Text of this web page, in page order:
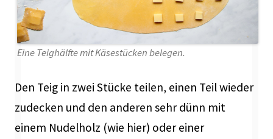
Eine Teighälfte mit Käsestücken belegen.
Den Teig in zwei Stücke teilen, einen Teil wieder
zudecken und den anderen sehr dünn mit
einem Nudelholz (wie hier) oder einer